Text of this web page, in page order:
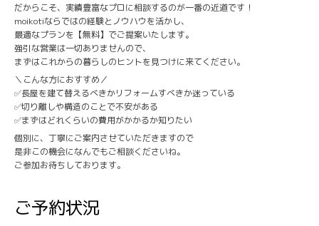
だからこそ、実績豊富なプロに相談するのが一番の近道です！
moikotiならではの経験とノウハウを活かし、
最適なプランを【無料】でご提案いたします。
強引な営業は一切ありませんので、
まずはこれからの暮らしのヒントを見つけに来てください。
＼こんな方におすすめ／
✅長屋を建て替えるべきかリフォームすべきか迷っている
✅切り離しや構造のことで不安がある
✅まずはどれくらいの費用がかかるか知りたい
個別に、丁寧にご案内させていただきますので
是非この機会になんでもご相談くださいね。
ご参加お待ちしております。
ご予約状況